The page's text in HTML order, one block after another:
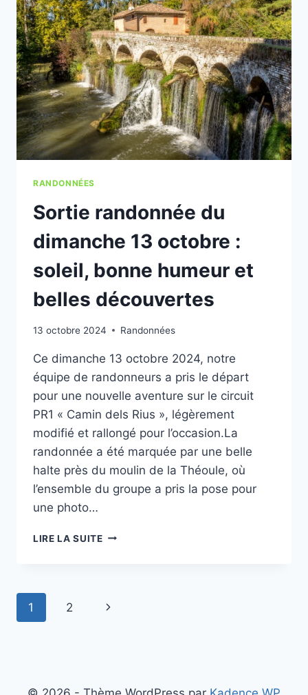
AIR
DE
FÊTE
ET
DE
DÉCOUVERTE
RANDONNÉES
Sortie randonnée du
dimanche 13 octobre :
soleil, bonne humeur et
belles découvertes
13 octobre 2024 Randonnées
Ce dimanche 13 octobre 2024, notre
équipe de randonneurs a pris le départ
pour une nouvelle aventure sur le circuit
PR1 « Camin dels Rius », légèrement
modifié et rallongé pour l’occasion.La
randonnée a été marquée par une belle
halte près du moulin de la Théoule, où
l’ensemble du groupe a pris la pose pour
une photo…
LIRE LA SUITESORTIE
OCTOBRE
Navigation
1 2
Page